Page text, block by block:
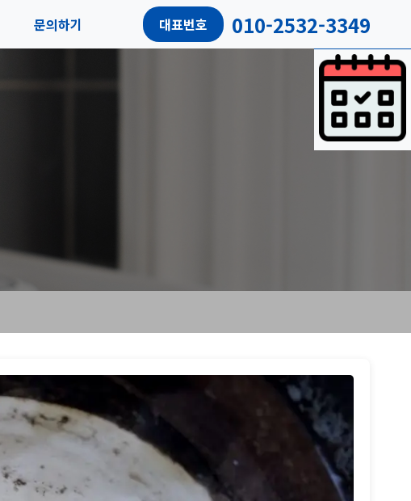
문의하기 대표번호 010-2532-3349